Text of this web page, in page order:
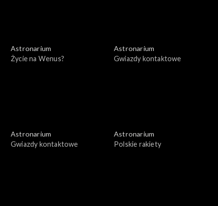
Astronarium
Życie na Wenus?
Astronarium
Gwiazdy kontaktowe
Astronarium
Gwiazdy kontaktowe
Astronarium
Polskie rakiety